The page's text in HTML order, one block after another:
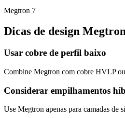
Megtron 7
Dicas de design
Usar cobre de perfil baixo
Combine Megtron com cobre HVLP
Considerar empilhamentos
Use Megtron apenas para camadas de